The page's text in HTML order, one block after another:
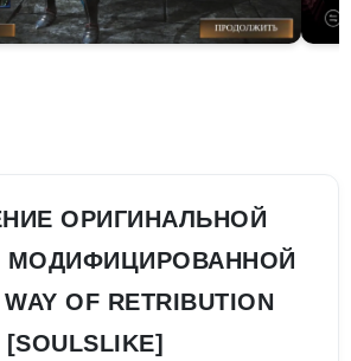
ОРИГИНАЛЬНОЙ
МОДИФИЦИРОВАННОЙ
OF RETRIBUTION
[SOULSLIKE]